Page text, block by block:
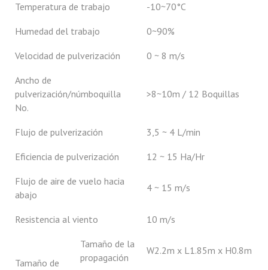
Temperatura de trabajo -10~70°C
Humedad del trabajo 0~90%
Velocidad de pulverización 0 ~ 8 m/s
Ancho de
pulverización/númboquilla
No.
>8~10m / 12 Boquillas
Flujo de pulverización 3,5 ~ 4 L/min
Eficiencia de pulverización 12 ~ 15 Ha/Hr
Flujo de aire de vuelo hacia
abajo
4 ~ 15 m/s
Resistencia al viento 10 m/s
Tamaño de
Tamaño de la
propagación
W2.2m x L1.85m x H0.8m